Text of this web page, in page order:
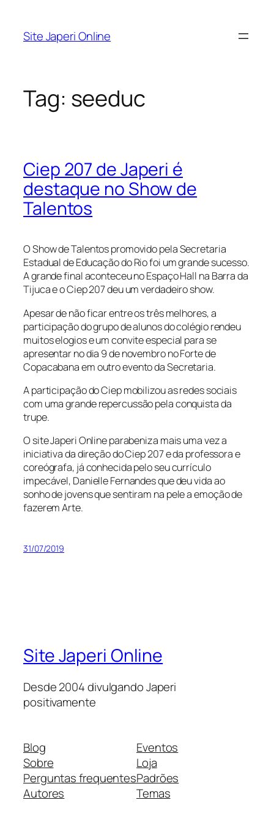
Site Japeri Online
Tag: seeduc
Ciep 207 de Japeri é
destaque no Show de
Talentos
O Show de Talentos promovido pela Secretaria
Estadual de Educação do Rio foi um grande sucesso.
A grande final aconteceu no Espaço Hall na Barra da
Tijuca e o Ciep 207 deu um verdadeiro show.
Apesar de não ficar entre os três melhores, a
participação do grupo de alunos do colégio rendeu
muitos elogios e um convite especial para se
apresentar no dia 9 de novembro no Forte de
Copacabana em outro evento da Secretaria.
A participação do Ciep mobilizou as redes sociais
com uma grande repercussão pela conquista da
trupe.
O site Japeri Online parabeniza mais uma vez a
iniciativa da direção do Ciep 207 e da professora e
coreógrafa, já conhecida pelo seu currículo
impecável, Danielle Fernandes que deu vida ao
sonho de jovens que sentiram na pele a emoção de
fazerem Arte.
31/07/2019
Site Japeri Online
Desde 2004 divulgando Japeri
positivamente
Blog
Sobre
Perguntas frequentes
Autores
Eventos
Loja
Padrões
Temas